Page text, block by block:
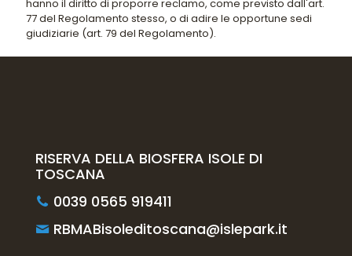
hanno il diritto di proporre reclamo, come previsto dall'art.
77 del Regolamento stesso, o di adire le opportune sedi
giudiziarie (art. 79 del Regolamento).
RISERVA DELLA BIOSFERA ISOLE DI
TOSCANA
0039 0565 919411
RBMABisoleditoscana@islepark.it